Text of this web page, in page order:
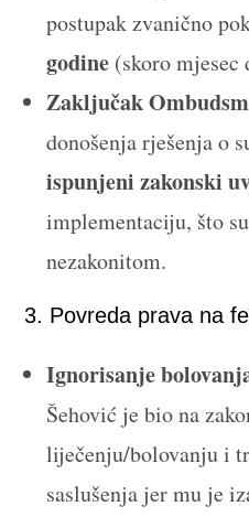
postupak zvanično
godine (skoro mjesec
Zaključak
donošenja rješenja o
ispunjeni zakonski
implementaciju, što
nezakonitom.
3. Povreda prava na
Ignorisanje
Šehović je bio na
liječenju/bolovanju i
saslušenja jer mu je